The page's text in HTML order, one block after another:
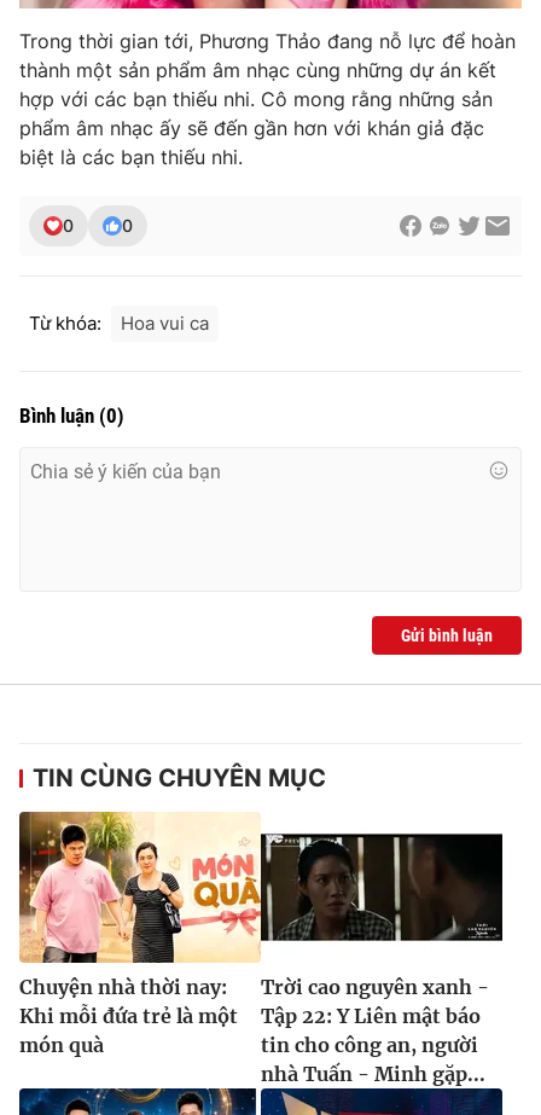
Trong thời gian tới, Phương Thảo đang nỗ lực để hoàn
thành một sản phẩm âm nhạc cùng những dự án kết
hợp với các bạn thiếu nhi. Cô mong rằng những sản
phẩm âm nhạc ấy sẽ đến gần hơn với khán giả đặc
biệt là các bạn thiếu nhi.
0 0
Từ khóa: Hoa vui ca
Bình luận (0)
Gửi bình luận
TIN CÙNG CHUYÊN MỤC
Chuyện nhà thời nay:
Khi mỗi đứa trẻ là một
món quà
Trời cao nguyên xanh -
Tập 22: Y Liên mật báo
tin cho công an, người
nhà Tuấn - Minh gặp...